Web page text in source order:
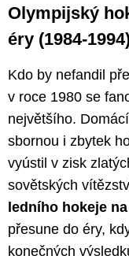
Olympijský
éry (1984-
Kdo by nefandil
v roce 1980 se
největšího.
sbornou i zbytek
vyústil v zisk
sovětských
ledního hokeje
přesune do éry,
konečných